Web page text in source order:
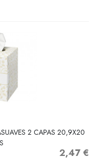
2 CAPAS 20,9X20
Precio
2,47 €